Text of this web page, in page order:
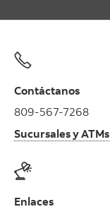
Contáctanos
809-567-7268
Sucursales y ATMs
Enlaces